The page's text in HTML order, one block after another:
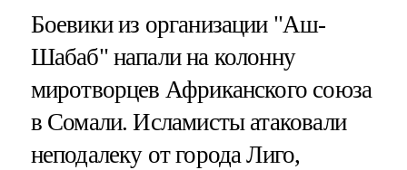
Боевики из организации "Аш-
Шабаб" напали на колонну
миротворцев Африканского союза
в Сомали. Исламисты атаковали
неподалеку от города Лиго,